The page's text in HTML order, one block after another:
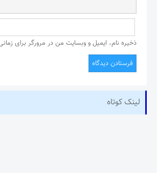
ذخیره نام، ایمیل و وبسایت من در مرورگر برای
لینک کوتاه